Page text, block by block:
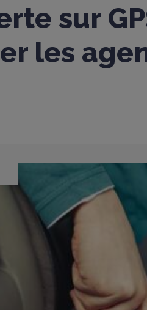
sur
les